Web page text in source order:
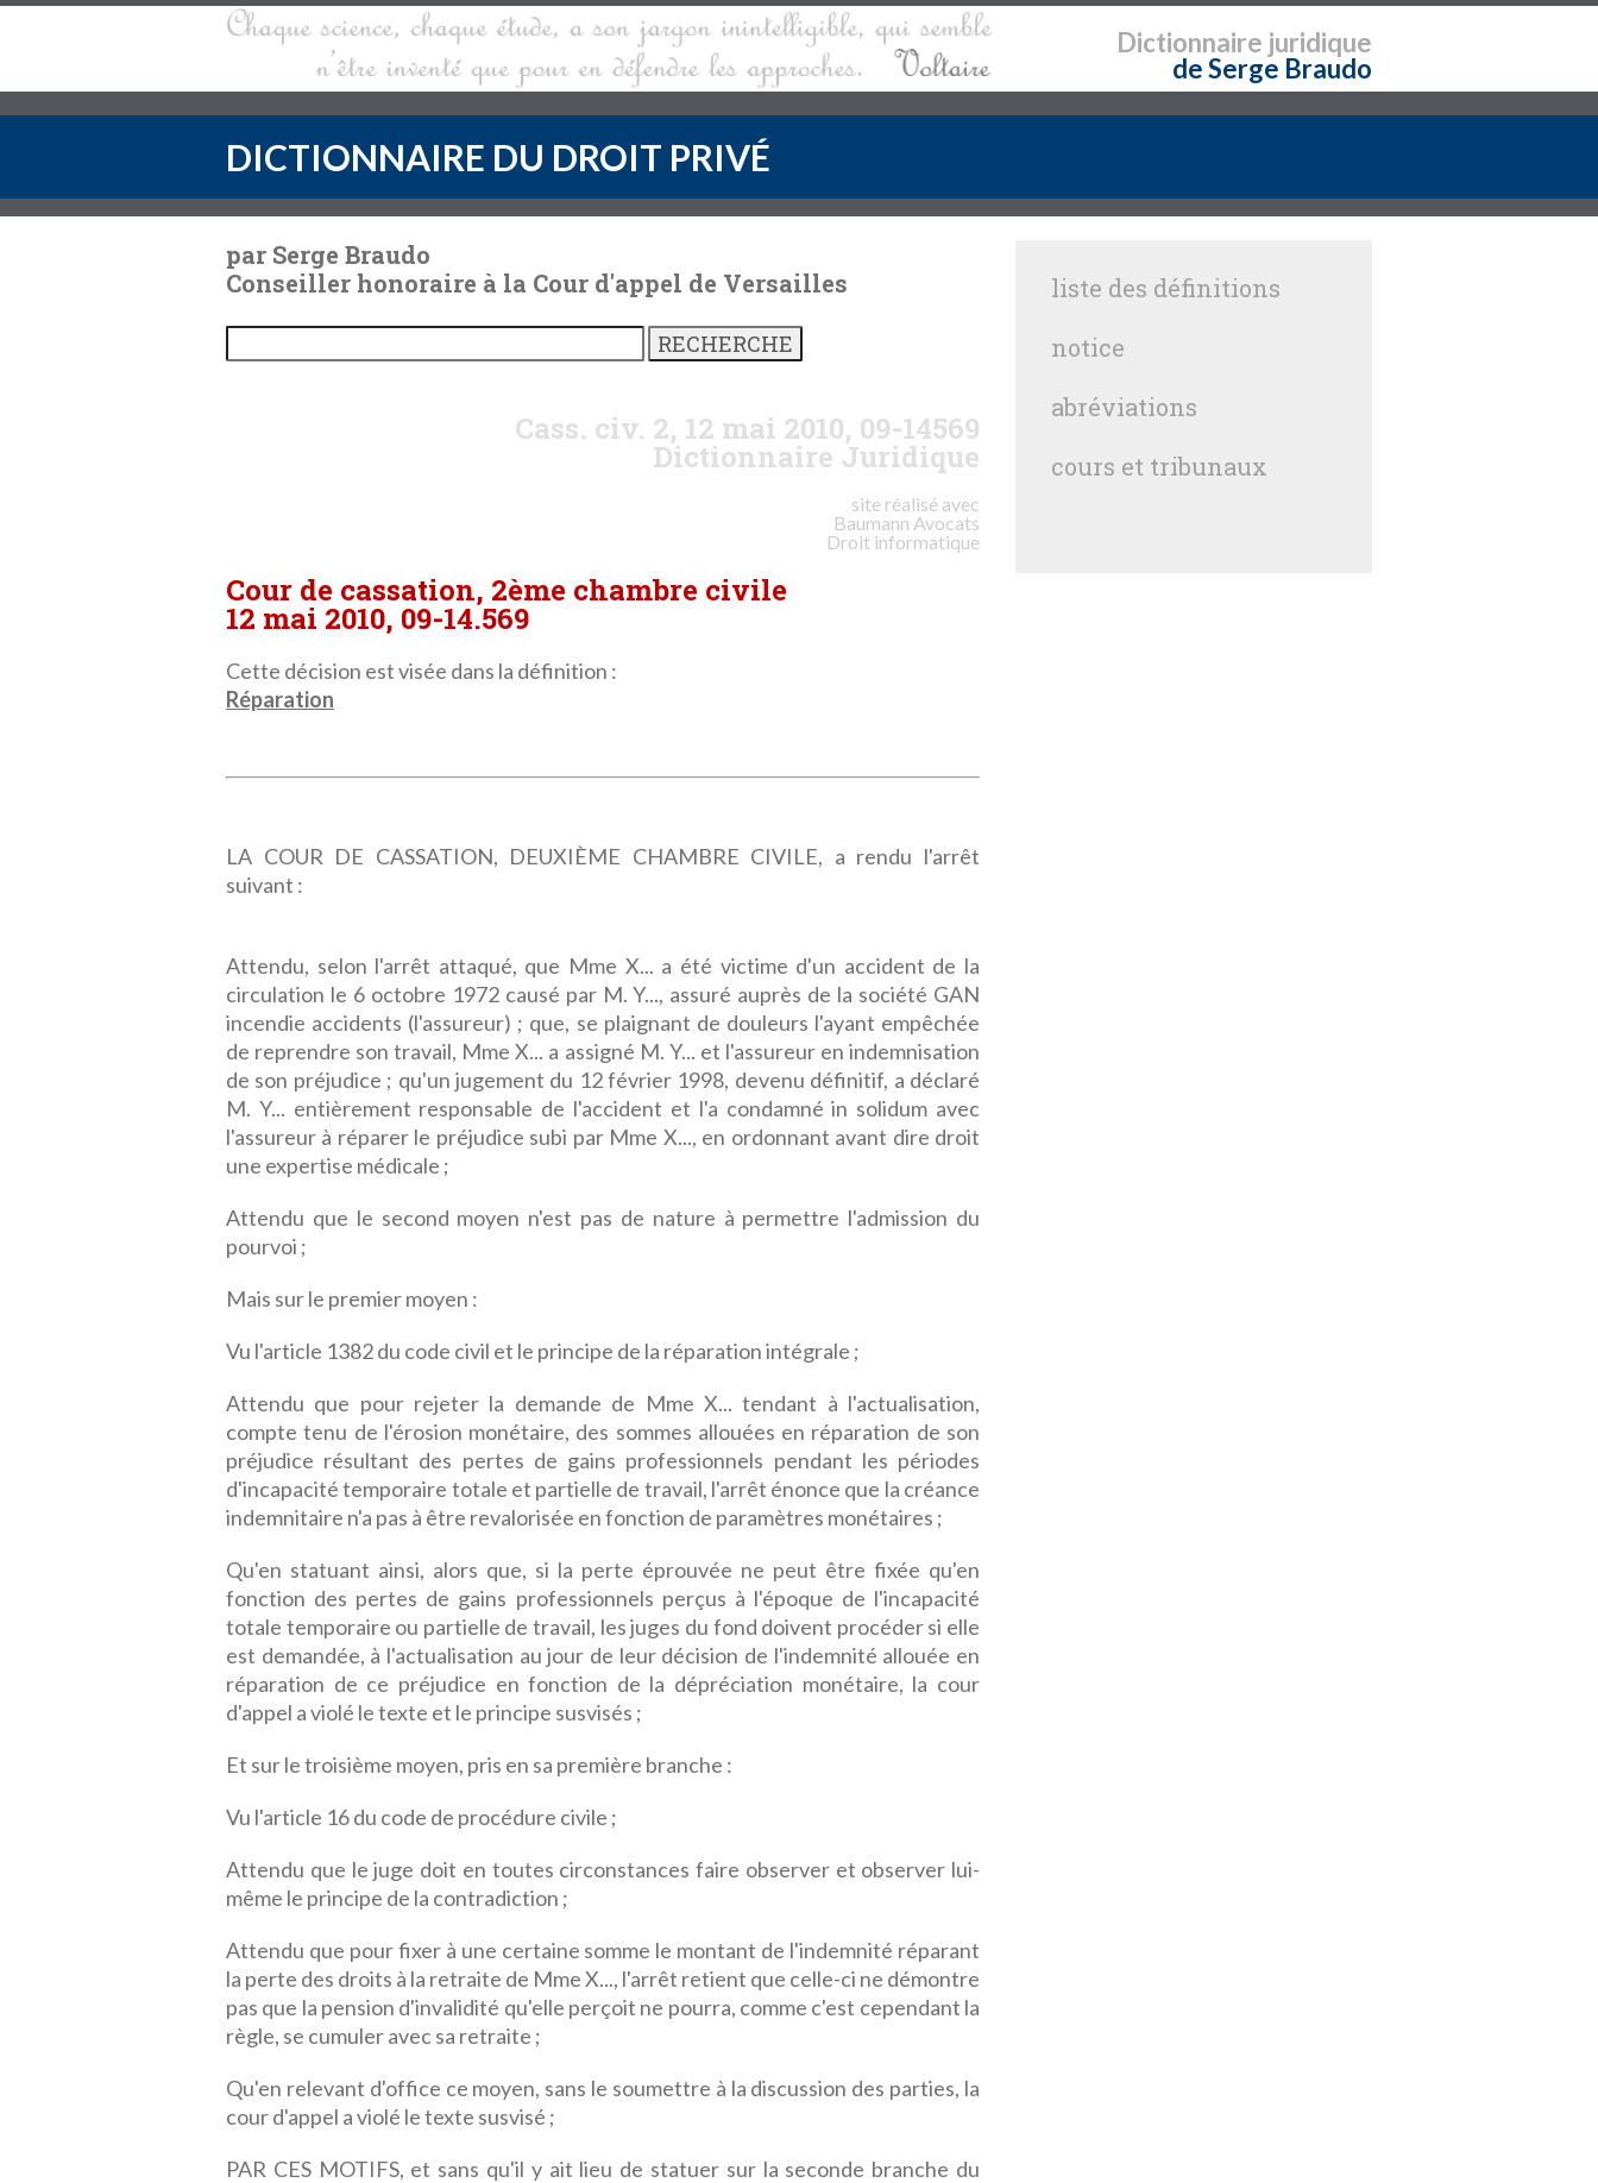
Dictionnaire juridique
de Serge Braudo
DICTIONNAIRE DU DROIT PRIVÉ
par Serge Braudo
Conseiller honoraire à la Cour d'appel de Versailles
Cass. civ. 2, 12 mai 2010, 09-14569
Dictionnaire Juridique
site réalisé avec
Baumann Avocats
Droit informatique
Cour de cassation, 2ème chambre civile
12 mai 2010, 09-14.569
Cette décision est visée dans la définition :
Réparation
LA COUR DE CASSATION, DEUXIÈME CHAMBRE CIVILE, a rendu l'arrêt
suivant :
Attendu, selon l'arrêt attaqué, que Mme X... a été victime d'un accident de la
circulation le 6 octobre 1972 causé par M. Y..., assuré auprès de la société GAN
incendie accidents (l'assureur) ; que, se plaignant de douleurs l'ayant empêchée
de reprendre son travail, Mme X... a assigné M. Y... et l'assureur en indemnisation
de son préjudice ; qu'un jugement du 12 février 1998, devenu définitif, a déclaré
M. Y... entièrement responsable de l'accident et l'a condamné in solidum avec
l'assureur à réparer le préjudice subi par Mme X..., en ordonnant avant dire droit
une expertise médicale ;
Attendu que le second moyen n'est pas de nature à permettre l'admission du
pourvoi ;
Mais sur le premier moyen :
Vu l'article 1382 du code civil et le principe de la réparation intégrale ;
Attendu que pour rejeter la demande de Mme X... tendant à l'actualisation,
compte tenu de l'érosion monétaire, des sommes allouées en réparation de son
préjudice résultant des pertes de gains professionnels pendant les périodes
d'incapacité temporaire totale et partielle de travail, l'arrêt énonce que la créance
indemnitaire n'a pas à être revalorisée en fonction de paramètres monétaires ;
Qu'en statuant ainsi, alors que, si la perte éprouvée ne peut être fixée qu'en
fonction des pertes de gains professionnels perçus à l'époque de l'incapacité
totale temporaire ou partielle de travail, les juges du fond doivent procéder si elle
est demandée, à l'actualisation au jour de leur décision de l'indemnité allouée en
réparation de ce préjudice en fonction de la dépréciation monétaire, la cour
d'appel a violé le texte et le principe susvisés ;
Et sur le troisième moyen, pris en sa première branche :
Vu l'article 16 du code de procédure civile ;
Attendu que le juge doit en toutes circonstances faire observer et observer lui-
même le principe de la contradiction ;
Attendu que pour fixer à une certaine somme le montant de l'indemnité réparant
la perte des droits à la retraite de Mme X..., l'arrêt retient que celle-ci ne démontre
pas que la pension d'invalidité qu'elle perçoit ne pourra, comme c'est cependant la
règle, se cumuler avec sa retraite ;
Qu'en relevant d'office ce moyen, sans le soumettre à la discussion des parties, la
cour d'appel a violé le texte susvisé ;
PAR CES MOTIFS, et sans qu'il y ait lieu de statuer sur la seconde branche du
liste des définitions
notice
abréviations
cours et tribunaux